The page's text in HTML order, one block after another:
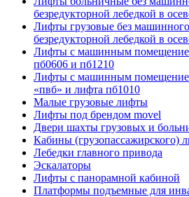
безредукторной лебедкой в
Лифты грузовые без
безредукторной лебедкой в
Лифты с машинным
пб0606 и пб1210
Лифты с машинным
«пвб» и лифта пб1010
Малые грузовые лифты
Лифты под брендом movel
Двери шахты грузовых и
Кабины (грузопассажирского)
Лебедки главного привода
Эскалаторы
Лифты с панорамной кабиной
Платформы подъемные для